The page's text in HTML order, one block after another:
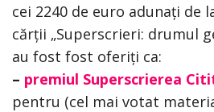
cei 2240 de euro adunați de
cărții „Superscrieri: drumul
au fost fost oferiți ca:
– premiul Superscrierea
pentru (cel mai votat